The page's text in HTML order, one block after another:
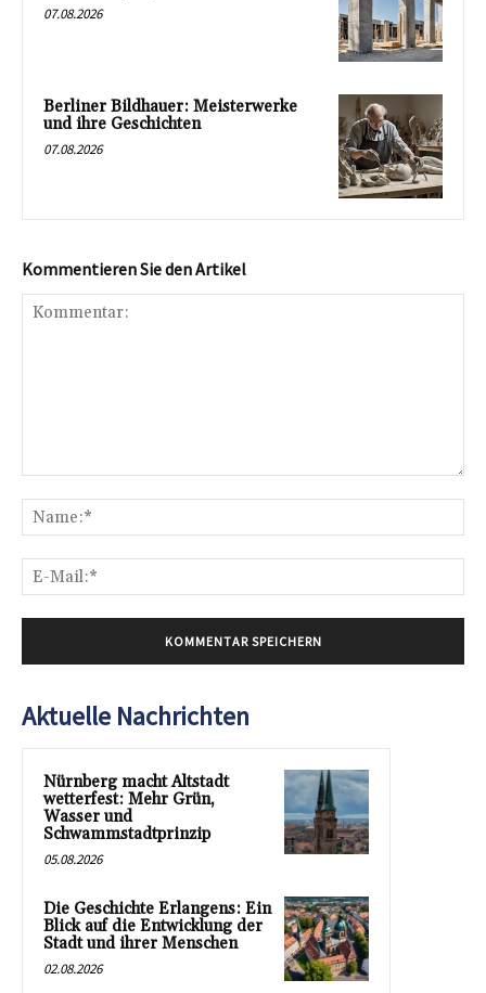
07.08.2026
Berliner Bildhauer: Meisterwerke
und ihre Geschichten
07.08.2026
Kommentieren Sie den Artikel
Aktuelle Nachrichten
Nürnberg macht Altstadt
wetterfest: Mehr Grün,
Wasser und
Schwammstadtprinzip
05.08.2026
Die Geschichte Erlangens: Ein
Blick auf die Entwicklung der
Stadt und ihrer Menschen
02.08.2026